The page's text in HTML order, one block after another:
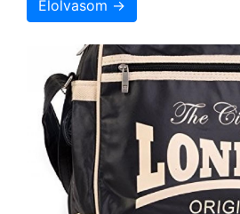
Elolvasom →